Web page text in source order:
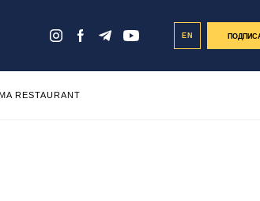
EN
RESTAURANT